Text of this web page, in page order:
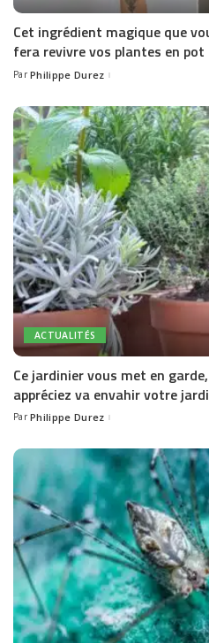
Cet ingrédient magique que
fera revivre vos plantes en pot
Posted
Par Philippe Durez
ACTUALITÉS
Ce jardinier vous met en
appréciez va envahir votre
Posted
Par Philippe Durez